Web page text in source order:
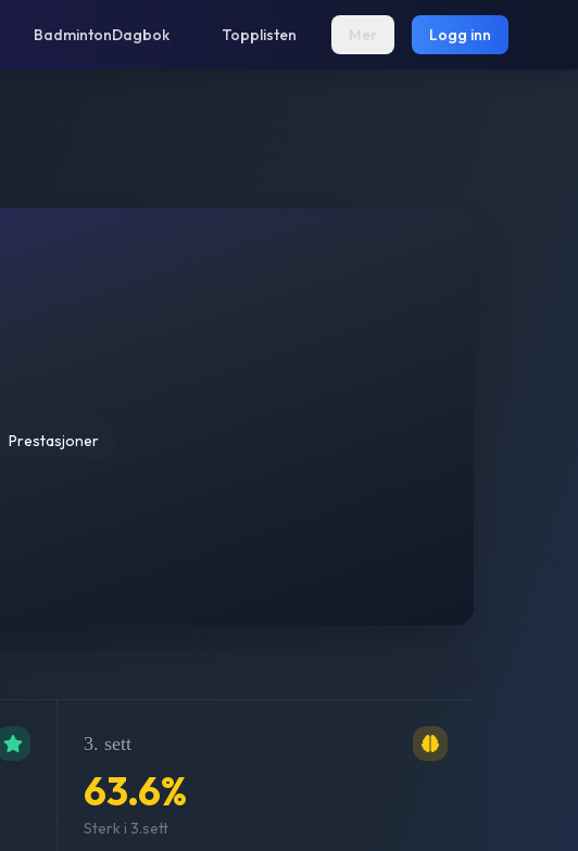
BadmintonDagbok Topplisten Mer Logg inn
Prestasjoner
3. sett
63.6%
Sterk i 3.sett